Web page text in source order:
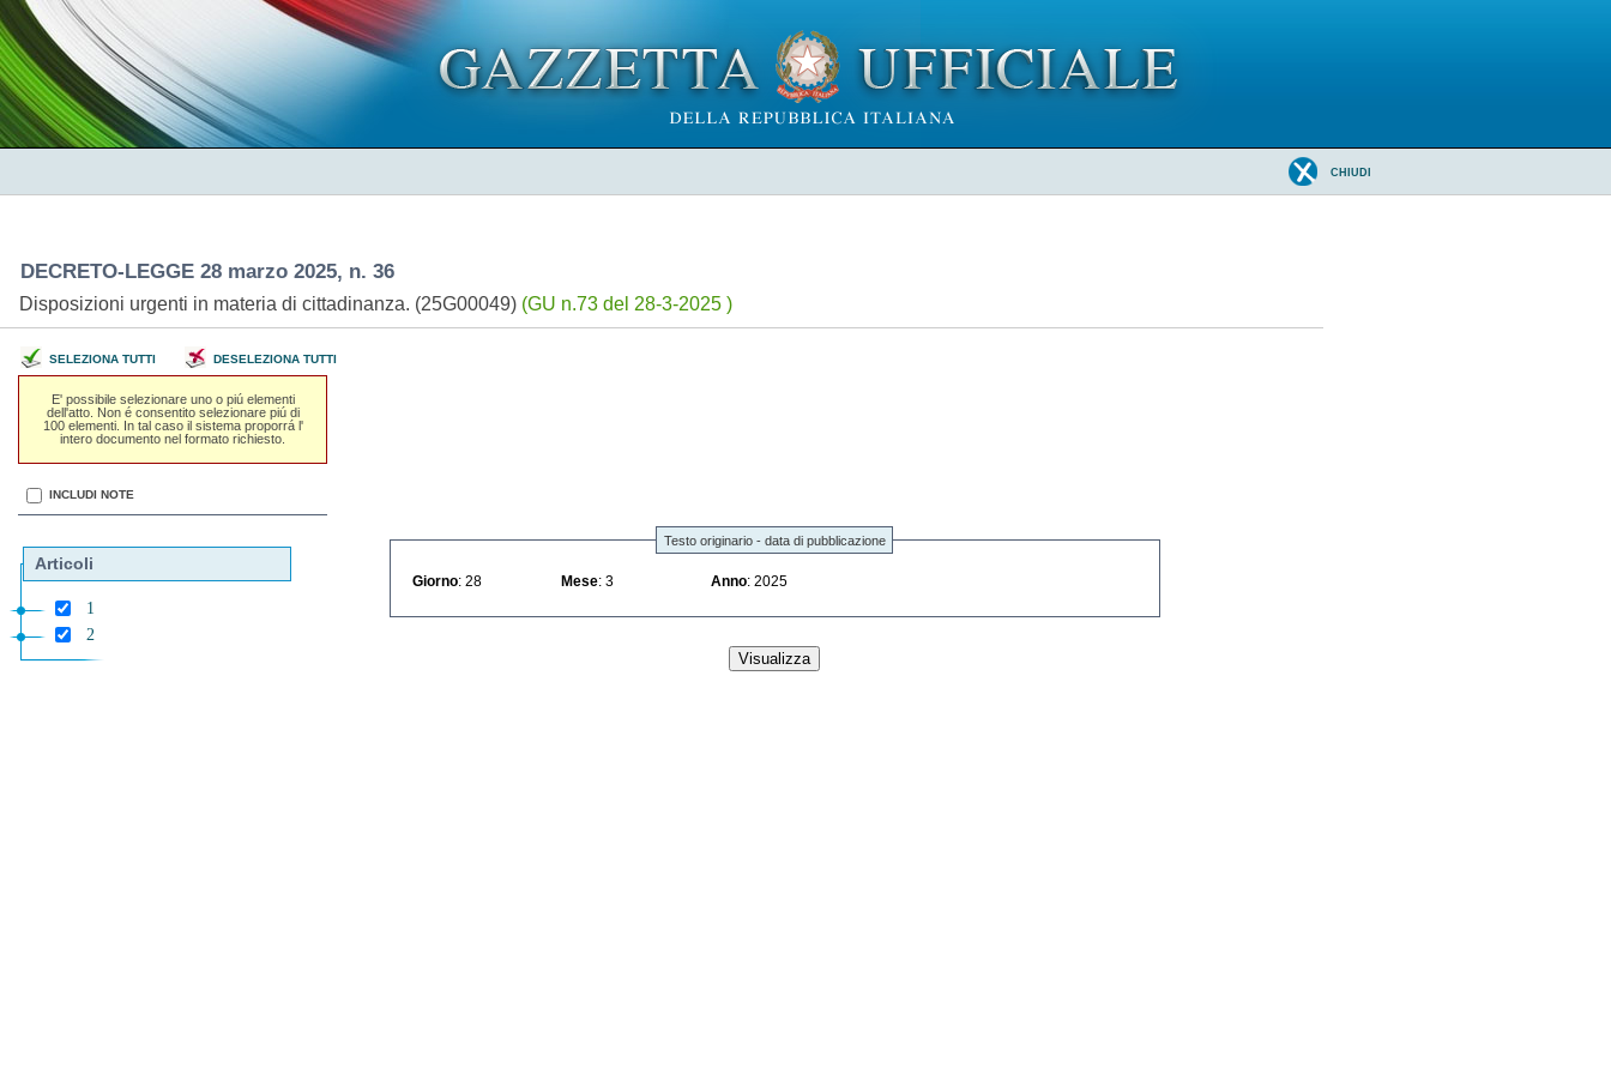
CHIUDI
DECRETO-LEGGE 28 marzo 2025, n. 36
Disposizioni urgenti in materia di cittadinanza. (25G00049) (GU n.73 del 28-3-2025 )
SELEZIONA TUTTI DESELEZIONA TUTTI
E' possibile selezionare uno o piú elementi
dell'atto. Non é consentito selezionare piú di
100 elementi. In tal caso il sistema proporrá l'
intero documento nel formato richiesto.
INCLUDI NOTE
Articoli
1
2
Testo originario - data di pubblicazione
Giorno : 28 Mese : 3 Anno : 2025